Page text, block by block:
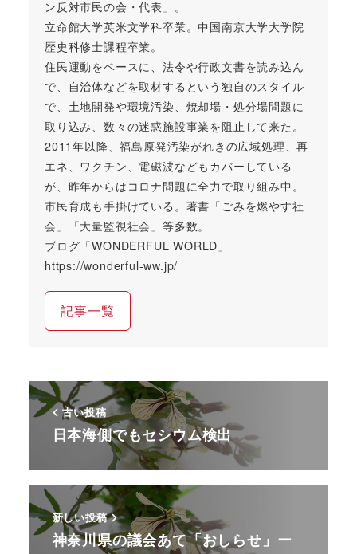
ン反対市民の会・代表」。
立命館大学英米文学科卒業。中国南京大学大学院
歴史科修士課程卒業。
住民運動をベースに、法令や行政文書を読み込ん
で、自治体などを取材するという独自のスタイル
で、土地開発や環境汚染、焼却場・処分場問題に
取り込み、数々の迷惑施設事業を阻止して来た。
2011年以降、福島原発汚染がれきの広域処理、再
エネ、ワクチン、電磁波などもカバーしている
が、昨年からはコロナ問題に全力で取り組み中。
市民育成も手掛けている。著書「ごみを燃やす社
会」「大量監視社会」等多数。
ブログ「WONDERFUL WORLD」
https://wonderful-ww.jp/
記事一覧
古い投稿
日本海側でもセシウム検出
新しい投稿
神奈川県の議会あて「おしらせ」ー